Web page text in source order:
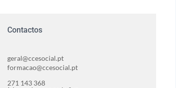
Contactos
geral@ccesocial.pt
formacao@ccesocial.pt
271 143 368